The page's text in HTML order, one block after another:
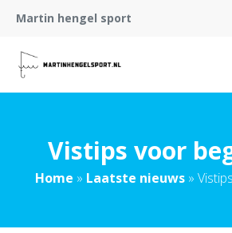
Martin hengel sport
Vistips voor
Home » Laatste nieuws »